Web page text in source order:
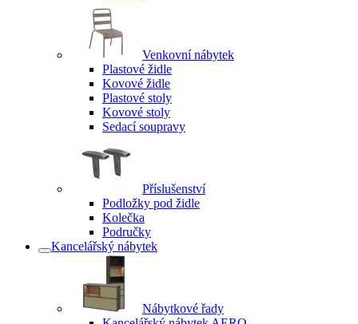
Venkovní nábytek
Plastové židle
Kovové židle
Plastové stoly
Kovové stoly
Sedací soupravy
Příslušenství
Podložky pod židle
Kolečka
Područky
Kancelářský nábytek
Nábytkové řady